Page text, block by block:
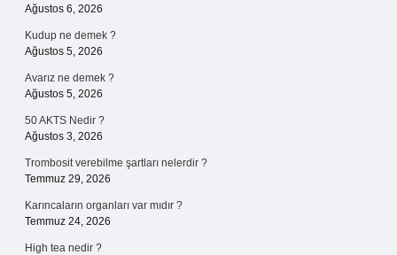
Ağustos 6, 2026
Kudup ne demek ?
Ağustos 5, 2026
Avarız ne demek ?
Ağustos 5, 2026
50 AKTS Nedir ?
Ağustos 3, 2026
Trombosit verebilme şartları nelerdir ?
Temmuz 29, 2026
Karıncaların organları var mıdır ?
Temmuz 24, 2026
High tea nedir ?